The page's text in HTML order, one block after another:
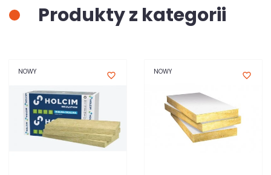
Produkty z kategorii
NOWY favorite_border NOWY favorite_border